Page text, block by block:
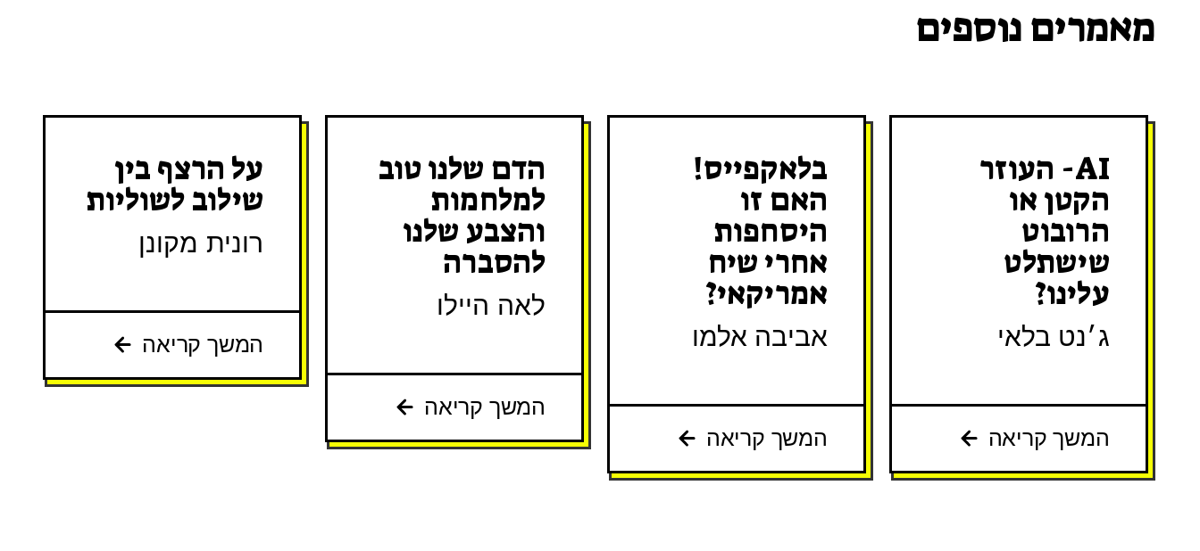
מאמרים נוספים
AI- העוזר
הקטן או
הרובוט
שישתלט
עלינו?
ג׳נט בלאי
המשך קריאה
בלאקפייס!
האם זו
היסחפות
אחרי שיח
אמריקאי?
אביבה אלמו
המשך קריאה
הדם שלנו טוב
למלחמות
והצבע שלנו
להסברה
לאה היילו
המשך קריאה
על הרצף בין
שילוב לשוליות
רונית מקונן
המשך קריאה